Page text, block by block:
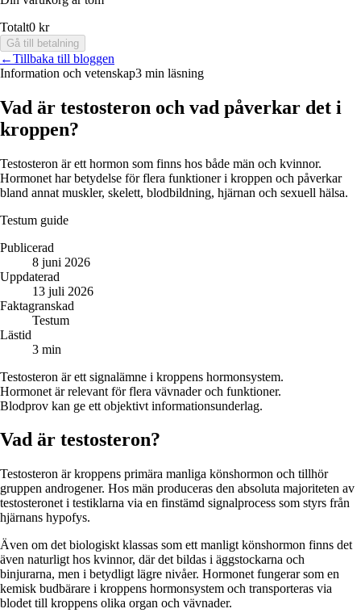
Totalt0 kr
Gå till betalning
←Tillbaka till bloggen
Information och vetenskap3 min läsning
Vad är testosteron och vad påverkar det i
kroppen?
Testosteron är ett hormon som finns hos både män och kvinnor.
Hormonet har betydelse för flera funktioner i kroppen och påverkar
bland annat muskler, skelett, blodbildning, hjärnan och sexuell hälsa.
Testum guide
Publicerad
8 juni 2026
Uppdaterad
13 juli 2026
Faktagranskad
Testum
Lästid
3 min
Testosteron är ett signalämne i kroppens hormonsystem.
Hormonet är relevant för flera vävnader och funktioner.
Blodprov kan ge ett objektivt informationsunderlag.
Vad är testosteron?
Testosteron är kroppens primära manliga könshormon och tillhör
gruppen androgener. Hos män produceras den absoluta majoriteten av
testosteronet i testiklarna via en finstämd signalprocess som styrs från
hjärnans hypofys.
Även om det biologiskt klassas som ett manligt könshormon finns det
även naturligt hos kvinnor, där det bildas i äggstockarna och
binjurarna, men i betydligt lägre nivåer. Hormonet fungerar som en
kemisk budbärare i kroppens hormonsystem och transporteras via
blodet till kroppens olika organ och vävnader.